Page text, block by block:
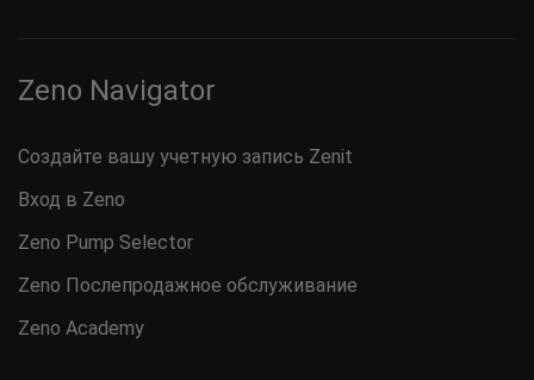
Zeno Navigator
Создайте вашу учетную запись Zenit
Вход в Zeno
Zeno Pump Selector
Zeno Послепродажное обслуживание
Zeno Academy